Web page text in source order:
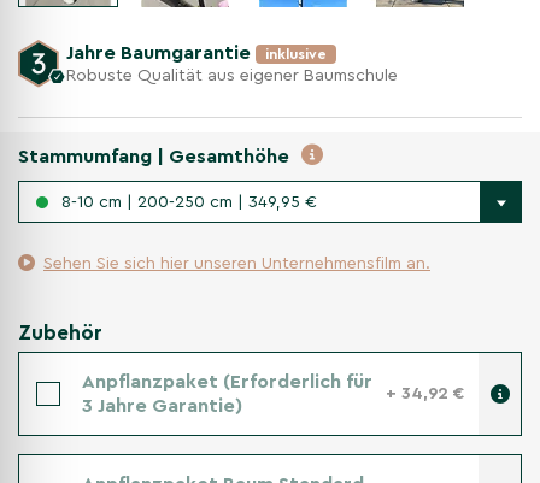
Jahre Baumgarantie inklusive
Robuste Qualität aus eigener Baumschule
Stammumfang | Gesamthöhe
8-10 cm | 200-250 cm | 349,95 €
Sehen Sie sich hier unseren Unternehmensfilm an.
Zubehör
Anpflanzpaket (Erforderlich für
3 Jahre Garantie)
+ 34,92 €